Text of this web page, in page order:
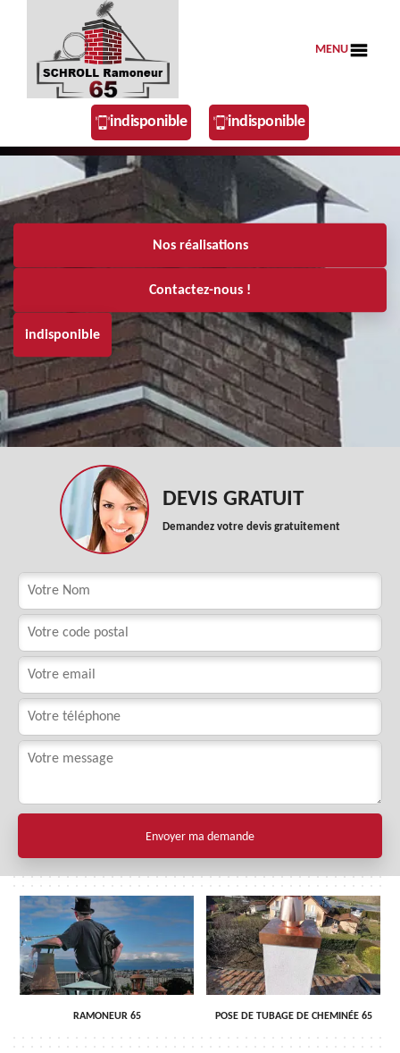
MENU
indisponible indisponible
Nos réalisations
Contactez-nous !
indisponible
DEVIS GRATUIT
Demandez votre devis gratuitement
RAMONEUR 65 POSE DE TUBAGE DE CHEMINÉE 65